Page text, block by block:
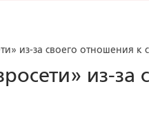
из-за своего отношения к
из-за